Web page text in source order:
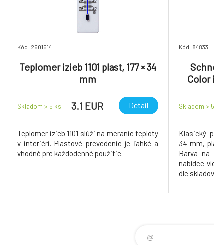
Kód: 2601514
Teplomer izieb 1101 plast, 177 × 34
mm
Skladom > 5 ks 3.1 EUR Detail
Teplomer izieb 1101 slúži na meranie teploty
v interiéri. Plastové prevedenie je ľahké a
vhodné pre každodenné použitie.
Kód: 84833
Color
Skladom > 5
Klasický
34 mm,
Barva na
nabídce
dle